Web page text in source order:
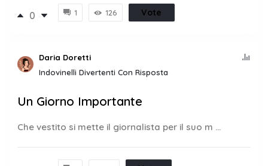
0 1 126 Vote
Daria Doretti
Indovinelli Divertenti Con Risposta
Un Giorno Importante
Che vestito si mette il giornalista per il suo m ...